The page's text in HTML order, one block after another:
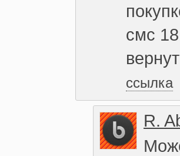
смс
ссылка
R.